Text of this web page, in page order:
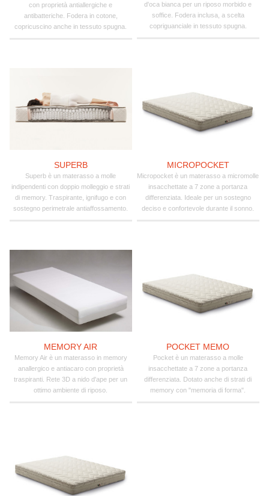
con proprietà antiallergiche e
antibatteriche. Fodera in cotone,
copricuscino anche in tessuto spugna.
d'oca bianca per un riposo morbido e
soffice. Fodera inclusa, a scelta
copriguanciale in tessuto spugna.
SUPERB
Superb è un materasso a molle
indipendenti con doppio molleggio e strati
di memory. Traspirante, ignifugo e con
sostegno perimetrale antiaffossamento.
MICROPOCKET
Micropocket è un materasso a micromolle
insacchettate a 7 zone a portanza
differenziata. Ideale per un sostegno
deciso e confortevole durante il sonno.
MEMORY AIR
Memory Air è un materasso in memory
anallergico e antiacaro con proprietà
traspiranti. Rete 3D a nido d'ape per un
ottimo ambiente di riposo.
POCKET MEMO
Pocket è un materasso a molle
insacchettate a 7 zone a portanza
differenziata. Dotato anche di strati di
memory con "memoria di forma".